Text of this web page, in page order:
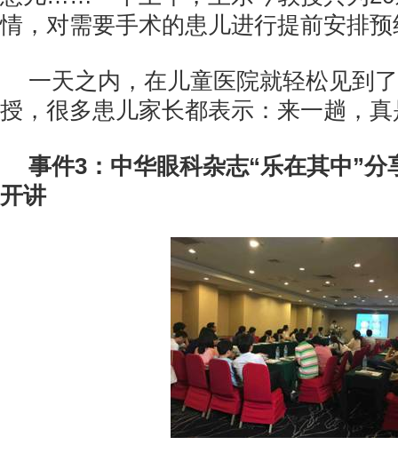
情，对需要手术的患儿进行提前安排
一天之内，在儿童医院就轻松见到
授，很多患儿家长都表示：来一趟，
事件3：中华眼科杂志“乐在其中”分
开讲